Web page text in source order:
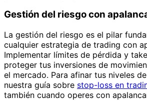
Gestión del riesgo con
La gestión del riesgo es el pilar
cualquier estrategia de trading con
Implementar límites de pérdida y
proteger tus inversiones de
el mercado. Para afinar tus niveles
nuestra guía sobre stop-loss en
también cuando operes con